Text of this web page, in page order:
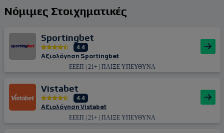
Νόμιμες Στοιχηματικές
Sportingbet
4.4
Αξιολόγηση Sportingbet
ΕΕΕΠ | 21+ | ΠΑΙΞΕ ΥΠΕΥΘΥΝΑ
Vistabet
4.4
Αξιολόγηση Vistabet
ΕΕΕΠ | 21+ | ΠΑΙΞΕ ΥΠΕΥΘΥΝΑ